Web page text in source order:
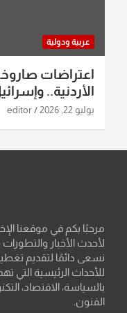
عربية ودولية
اعتراضات
الأردنية..
استهدافها
يوليو 22, 2026 editor
مرحبًا بكم في موقعنا
لأحدث الأخبار
نسعى دائمًا لتقديم
للأحداث الرئيسية التي
بالسياسة، الاقتصاد،
الفنون.